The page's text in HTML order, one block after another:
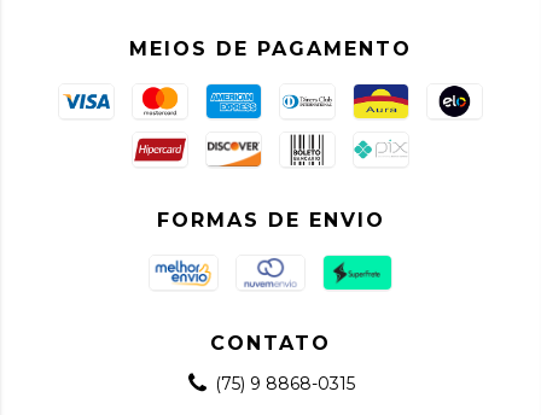
MEIOS DE PAGAMENTO
FORMAS DE ENVIO
CONTATO
(75) 9 8868-0315